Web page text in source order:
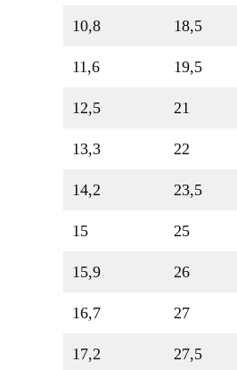
10,8 18,5
11,6 19,5
12,5 21
13,3 22
14,2 23,5
15 25
15,9 26
16,7 27
17,2 27,5